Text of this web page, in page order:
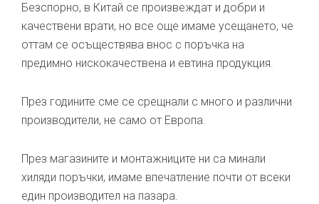
Безспорно, в Китай се произвеждат и добри и
качествени врати, но все още имаме усещането, че
оттам се осъществява внос с поръчка на
предимно нискокачествена и евтина продукция.
През годините сме се срещнали с много и различни
производители, не само от Европа.
През магазините и монтажниците ни са минали
хиляди поръчки, имаме впечатление почти от всеки
един производител на пазара.